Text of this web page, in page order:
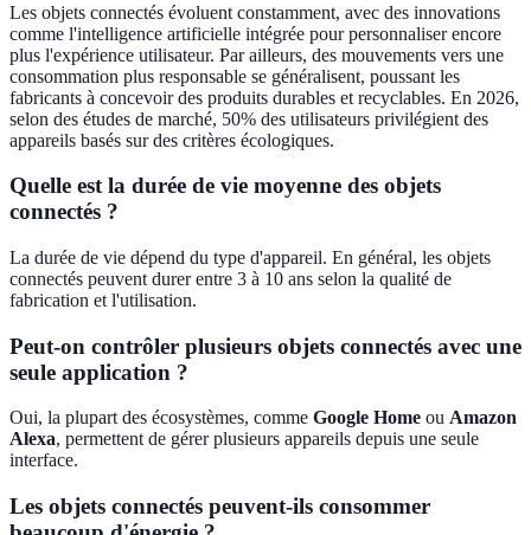
Les objets connectés évoluent constamment, avec des innovations
comme l'intelligence artificielle intégrée pour personnaliser encore
plus l'expérience utilisateur. Par ailleurs, des mouvements vers une
consommation plus responsable se généralisent, poussant les
fabricants à concevoir des produits durables et recyclables. En 2026,
selon des études de marché, 50% des utilisateurs privilégient des
appareils basés sur des critères écologiques.
Quelle est la durée de vie moyenne des objets
connectés ?
La durée de vie dépend du type d'appareil. En général, les objets
connectés peuvent durer entre 3 à 10 ans selon la qualité de
fabrication et l'utilisation.
Peut-on contrôler plusieurs objets connectés avec une
seule application ?
Oui, la plupart des écosystèmes, comme Google Home ou Amazon
Alexa, permettent de gérer plusieurs appareils depuis une seule
interface.
Les objets connectés peuvent-ils consommer